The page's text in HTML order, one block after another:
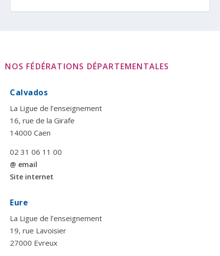
NOS FÉDÉRATIONS DÉPARTEMENTALES
Calvados
La Ligue de l’enseignement
16, rue de la Girafe
14000 Caen
02 31 06 11 00
@ email
Site internet
Eure
La Ligue de l’enseignement
19, rue Lavoisier
27000 Evreux